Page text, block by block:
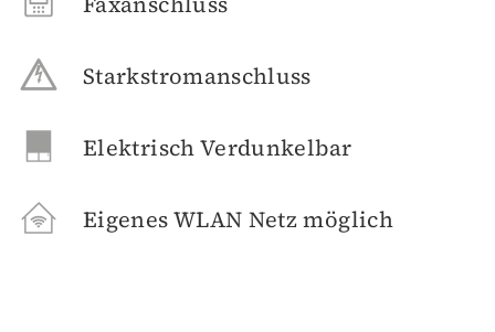
Starkstromanschluss
Elektrisch Verdunkelbar
Eigenes WLAN Netz möglich